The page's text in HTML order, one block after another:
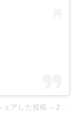
アした投稿 – 2019年 4月月4日午前5時32分PDT